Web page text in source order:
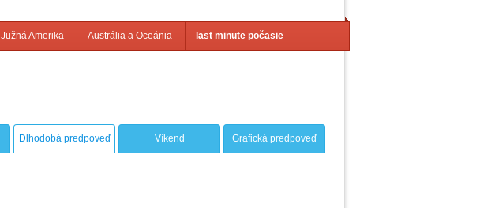
Južná Amerika Austrália a Oceánia last minute počasie
Dlhodobá predpoveď Víkend Grafická predpoveď